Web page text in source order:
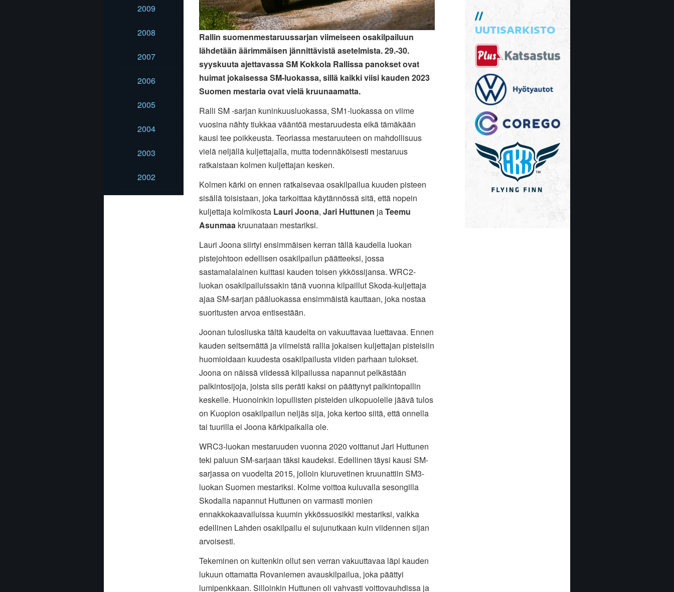
2009
2008
2007
2006
2005
2004
2003
2002
Rallin suomenmestaruussarjan viimeiseen osakilpailuun
lähdetään äärimmäisen jännittävistä asetelmista. 29.-30.
syyskuuta ajettavassa SM Kokkola Rallissa panokset ovat
huimat jokaisessa SM-luokassa, sillä kaikki viisi kauden 2023
Suomen mestaria ovat vielä kruunaamatta.
Ralli SM -sarjan kuninkuusluokassa, SM1-luokassa on viime
vuosina nähty tiukkaa vääntöä mestaruudesta eikä tämäkään
kausi tee poikkeusta. Teoriassa mestaruuteen on mahdollisuus
vielä neljällä kuljettajalla, mutta todennäköisesti mestaruus
ratkaistaan kolmen kuljettajan kesken.
Kolmen kärki on ennen ratkaisevaa osakilpailua kuuden pisteen
sisällä toisistaan, joka tarkoittaa käytännössä sitä, että nopein
kuljettaja kolmikosta Lauri Joona, Jari Huttunen jaTeemu
Asunmaakruunataan mestariksi.
Lauri Joona siirtyi ensimmäisen kerran tällä kaudella luokan
pistejohtoon edellisen osakilpailun päätteeksi, jossa
sastamalalainen kuittasi kauden toisen ykkössijansa. WRC2-
luokan osakilpailuissakin tänä vuonna kilpaillut Skoda-kuljettaja
ajaa SM-sarjan pääluokassa ensimmäistä kauttaan, joka nostaa
suoritusten arvoa entisestään.
Joonan tulosliuska tältä kaudelta on vakuuttavaa luettavaa. Ennen
kauden seitsemättä ja viimeistä rallia jokaisen kuljettajan pisteisiin
huomioidaan kuudesta osakilpailusta viiden parhaan tulokset.
Joona on näissä viidessä kilpailussa napannut pelkästään
palkintosijoja, joista siis peräti kaksi on päättynyt palkintopallin
keskelle. Huonoinkin lopullisten pisteiden ulkopuolelle jäävä tulos
on Kuopion osakilpailun neljäs sija, joka kertoo siitä, että onnella
tai tuurilla ei Joona kärkipaikalla ole.
WRC3-luokan mestaruuden vuonna 2020 voittanut Jari Huttunen
teki paluun SM-sarjaan täksi kaudeksi. Edellinen täysi kausi SM-
sarjassa on vuodelta 2015, jolloin kiuruvetinen kruunattiin SM3-
luokan Suomen mestariksi. Kolme voittoa kuluvalla sesongilla
Skodalla napannut Huttunen on varmasti monien
ennakkokaavailuissa kuumin ykkössuosikki mestariksi, vaikka
edellinen Lahden osakilpailu ei sujunutkaan kuin viidennen sijan
arvoisesti.
Tekeminen on kuitenkin ollut sen verran vakuuttavaa läpi kauden
lukuun ottamatta Rovaniemen avauskilpailua, joka päättyi
lumipenkkaan. Silloinkin Huttunen oli vahvasti voittovauhdissa ja
UUTISARKISTO